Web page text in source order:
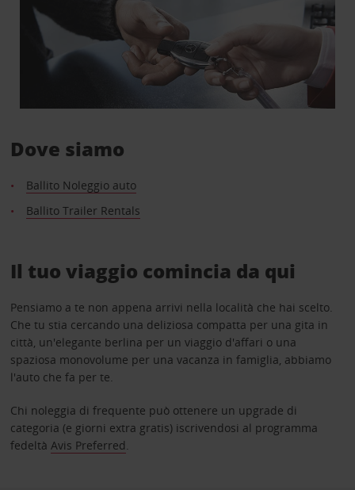
Dove siamo
Ballito Noleggio auto
Ballito Trailer Rentals
Il tuo viaggio comincia da qui
Pensiamo a te non appena arrivi nella località che hai scelto.
Che tu stia cercando una deliziosa compatta per una gita in
città, un'elegante berlina per un viaggio d'affari o una
spaziosa monovolume per una vacanza in famiglia, abbiamo
l'auto che fa per te.
Chi noleggia di frequente può ottenere un upgrade di
categoria (e giorni extra gratis) iscrivendosi al programma
fedeltà Avis Preferred.